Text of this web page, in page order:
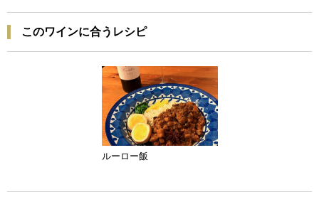
このワインに合うレシピ
ルーロー飯